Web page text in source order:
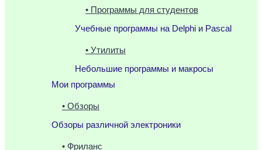
• Программы для студентов
Учебные программы на Delphi и Pascal
• Утилиты
Небольшие программы и макросы
Мои программы
• Обзоры
Обзоры различной электроники
• Фриланс